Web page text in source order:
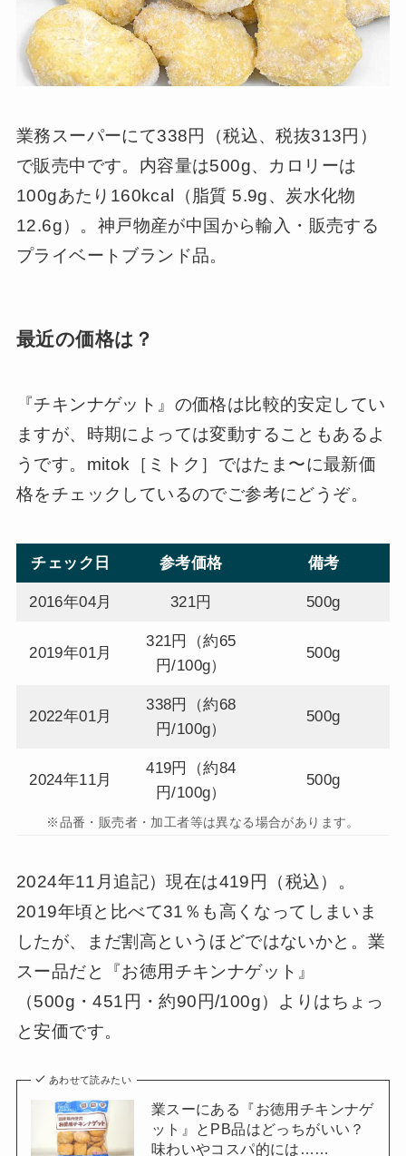
業務スーパーにて338円（税込、税抜313円）
で販売中です。内容量は500g、カロリーは
100gあたり160kcal（脂質 5.9g、炭水化物
12.6g）。神戸物産が中国から輸入・販売する
プライベートブランド品。
最近の価格は？
『チキンナゲット』の価格は比較的安定してい
ますが、時期によっては変動することもあるよ
うです。mitok［ミトク］ではたま〜に最新価
格をチェックしているのでご参考にどうぞ。
チェック日 参考価格 備考
2016年04月 321円 500g
2019年01月
321円（約65
円/100g）
500g
2022年01月
338円（約68
円/100g）
500g
2024年11月
419円（約84
円/100g）
500g
※品番・販売者・加工者等は異なる場合があります。
2024年11月追記）現在は419円（税込）。
2019年頃と比べて31％も高くなってしまいま
したが、まだ割高というほどではないかと。業
スー品だと『お徳用チキンナゲット』
（500g・451円・約90円/100g）よりはちょっ
と安価です。
あわせて読みたい
業スーにある『お徳用チキンナゲ
ット』とPB品はどっちがいい？
味わいやコスパ的には……